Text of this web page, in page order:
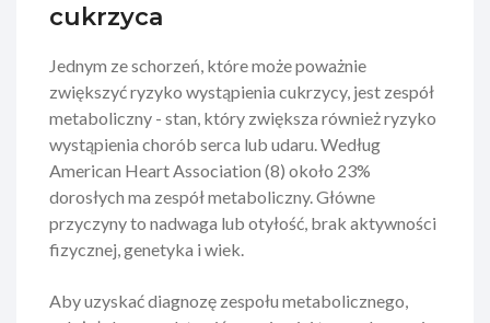
cukrzyca
Jednym ze schorzeń, które może poważnie
zwiększyć ryzyko wystąpienia cukrzycy, jest zespół
metaboliczny - stan, który zwiększa również ryzyko
wystąpienia chorób serca lub udaru. Według
American Heart Association (8) około 23%
dorosłych ma zespół metaboliczny. Główne
przyczyny to nadwaga lub otyłość, brak aktywności
fizycznej, genetyka i wiek.
Aby uzyskać diagnozę zespołu metabolicznego,